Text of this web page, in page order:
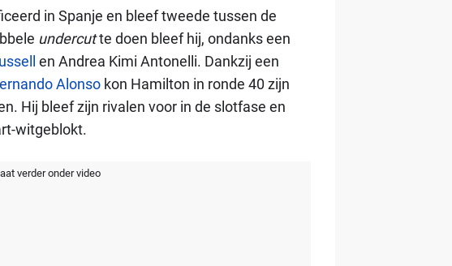
in Spanje en bleef tweede tussen de
undercutte doen bleef hij, ondanks een
en Andrea Kimi Antonelli. Dankzij een
Alonsokon Hamilton in ronde 40 zijn
Hij bleef zijn rivalen voor in de slotfase en
witgeblokt.
verder onder video